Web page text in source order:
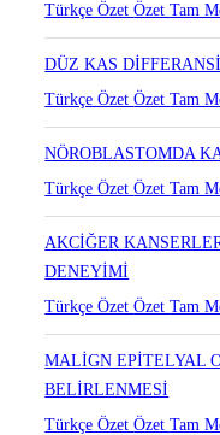
Türkçe ÖzetÖzetTam
DÜZ KAS
Türkçe ÖzetÖzetTam
NÖROBLASTOMDA
Türkçe ÖzetÖzetTam
AKCİĞER
DENEYİMİ
Türkçe ÖzetÖzetTam
MALİGN EPİTELYAL
BELİRLENMESİ
Türkçe ÖzetÖzetTam